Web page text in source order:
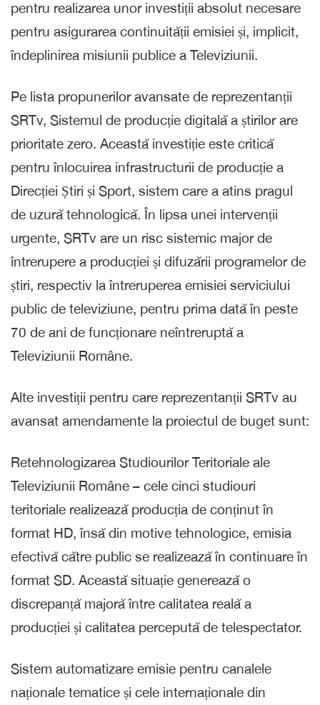
pentru realizarea unor investiții absolut necesare
pentru asigurarea continuității emisiei și, implicit,
îndeplinirea misiunii publice a Televiziunii.
Pe lista propunerilor avansate de reprezentanții
SRTv, Sistemul de producție digitală a știrilor are
prioritate zero. Această investiție este critică
pentru înlocuirea infrastructurii de producție a
Direcției Știri și Sport, sistem care a atins pragul
de uzură tehnologică. În lipsa unei intervenții
urgente, SRTv are un risc sistemic major de
întrerupere a producției și difuzării programelor de
știri, respectiv la întreruperea emisiei serviciului
public de televiziune, pentru prima dată în peste
70 de ani de funcționare neîntreruptă a
Televiziunii Române.
Alte investiții pentru care reprezentanții SRTv au
avansat amendamente la proiectul de buget sunt:
Retehnologizarea Studiourilor Teritoriale ale
Televiziunii Române – cele cinci studiouri
teritoriale realizează producția de conținut în
format HD, însă din motive tehnologice, emisia
efectivă către public se realizează în continuare în
format SD. Această situație generează o
discrepanță majoră între calitatea reală a
producției și calitatea percepută de telespectator.
Sistem automatizare emisie pentru canalele
naționale tematice și cele internaționale din